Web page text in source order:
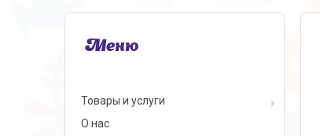
Товары и услуги
О нас